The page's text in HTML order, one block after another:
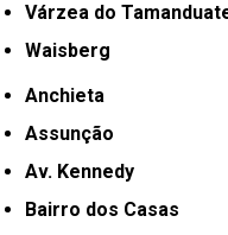
Várzea do
Waisberg
Anchieta
Assunção
Av. Kennedy
Bairro dos Casas